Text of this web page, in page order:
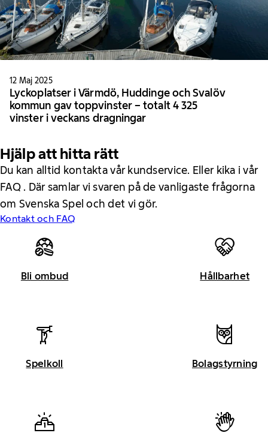
12 Maj 2025
Lyckoplatser i Värmdö, Huddinge och Svalöv
kommun gav toppvinster – totalt 4 325
vinster i veckans dragningar
Hjälp att hitta rätt
Du kan alltid kontakta vår kundservice. Eller kika i vår
FAQ . Där samlar vi svaren på de vanligaste frågorna
om Svenska Spel och det vi gör.
Kontakt och FAQ
Bli ombud Hållbarhet
Spelkoll Bolagstyrning